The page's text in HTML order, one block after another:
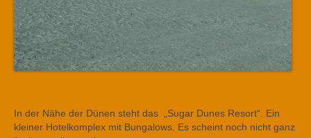
In der Nähe der Dünen steht das „Sugar Dunes Resort“. Ein
kleiner Hotelkomplex mit Bungalows. Es scheint noch nicht ganz